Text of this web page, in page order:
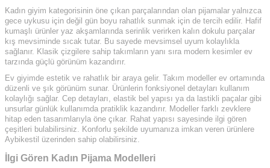
Kadın giyim kategorisinin öne çıkan parçalarından olan pijamalar yalnızca
gece uykusu için değil gün boyu rahatlık sunmak için de tercih edilir. Hafif
kumaşlı ürünler yaz akşamlarında serinlik verirken kalın dokulu parçalar
kış mevsiminde sıcak tutar. Bu sayede mevsimsel uyum kolaylıkla
sağlanır. Klasik çizgilere sahip takımların yanı sıra modern kesimler ev
tarzında güçlü görünüm kazandırır.
Ev giyimde estetik ve rahatlık bir araya gelir. Takım modeller ev ortamında
düzenli ve şık görünüm sunar. Ürünlerin fonksiyonel detayları kullanım
kolaylığı sağlar. Cep detayları, elastik bel yapısı ya da lastikli paçalar gibi
unsurlar günlük kullanımda pratiklik kazandırır. Modeller farklı zevklere
hitap eden tasarımlarıyla öne çıkar. Rahat yapısı sayesinde ilgi gören
çeşitleri bulabilirsiniz. Konforlu şekilde uyumanıza imkan veren ürünlere
Aybikestil üzerinden sahip olabilirsiniz.
İlgi Gören Kadın Pijama Modelleri